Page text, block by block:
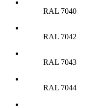
RAL 7040
RAL 7042
RAL 7043
RAL 7044